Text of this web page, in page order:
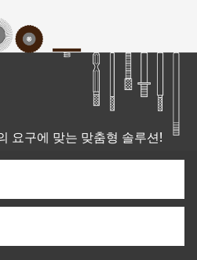
요구에 맞는 맞춤형 솔루션!